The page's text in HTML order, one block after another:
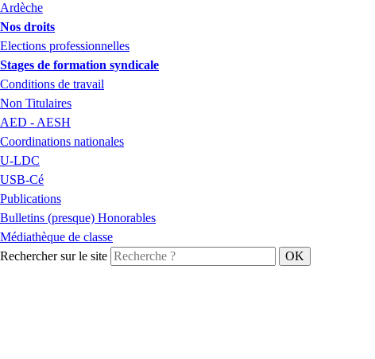
Ardèche
Nos droits
Elections professionnelles
Stages de formation syndicale
Conditions de travail
Non Titulaires
AED - AESH
Coordinations nationales
U-LDC
USB-Cé
Publications
Bulletins (presque) Honorables
Médiathèque de classe
Rechercher sur le site